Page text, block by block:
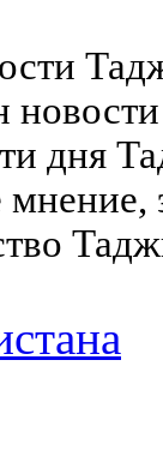
дня